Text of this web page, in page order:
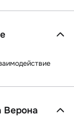
Верона